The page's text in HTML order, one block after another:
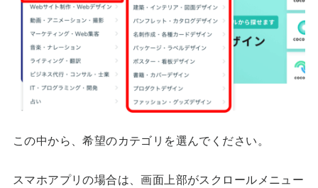
この中から、希望のカテゴリを選んでください。
スマホアプリの場合は、画面上部がスクロールメニュー